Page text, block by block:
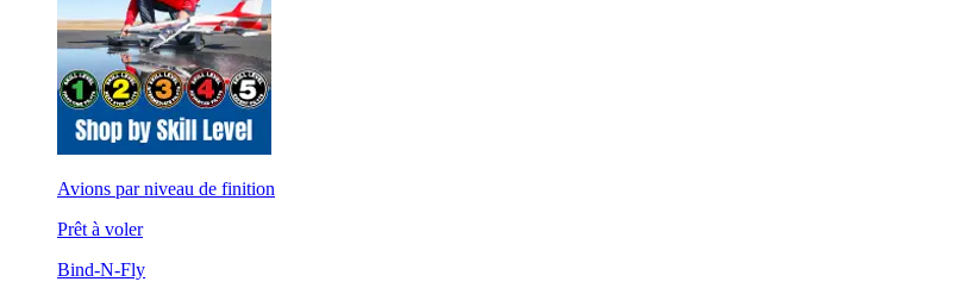
Avions par niveau de finition
Prêt à voler
Bind-N-Fly